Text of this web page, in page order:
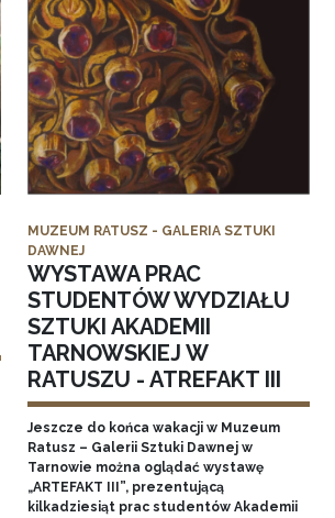
MUZEUM RATUSZ - GALERIA SZTUKI
DAWNEJ
WYSTAWA PRAC
STUDENTÓW WYDZIAŁU
SZTUKI AKADEMII
TARNOWSKIEJ W
RATUSZU - ATREFAKT III
Jeszcze do końca wakacji w Muzeum
Ratusz – Galerii Sztuki Dawnej w
Tarnowie można oglądać wystawę
„ARTEFAKT III”, prezentującą
kilkadziesiąt prac studentów Akademii